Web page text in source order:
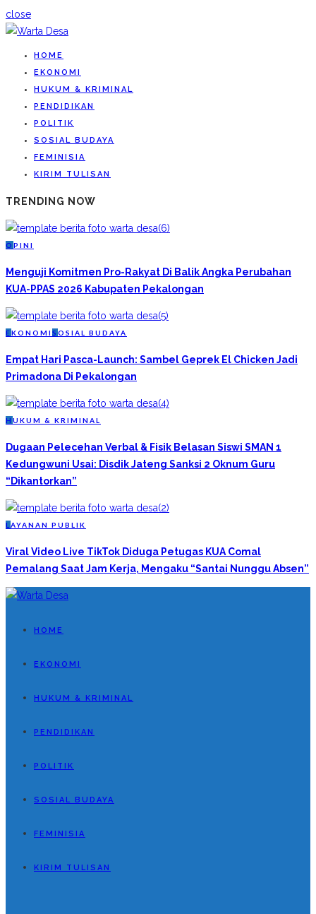
close
HOME
EKONOMI
HUKUM & KRIMINAL
PENDIDIKAN
POLITIK
SOSIAL BUDAYA
FEMINISIA
KIRIM TULISAN
TRENDING NOW
O PINI
Menguji Komitmen Pro-Rakyat Di Balik Angka Perubahan
KUA-PPAS 2026 Kabupaten Pekalongan
EKONOMI S OSIAL BUDAYA
Empat Hari Pasca-Launch: Sambel Geprek El Chicken Jadi
Primadona Di Pekalongan
H UKUM & KRIMINAL
Dugaan Pelecehan Verbal & Fisik Belasan Siswi SMAN 1
Kedungwuni Usai: Disdik Jateng Sanksi 2 Oknum Guru
“Dikantorkan”
L AYANAN PUBLIK
Viral Video Live TikTok Diduga Petugas KUA Comal
Pemalang Saat Jam Kerja, Mengaku “Santai Nunggu Absen”
HOME
EKONOMI
HUKUM & KRIMINAL
PENDIDIKAN
POLITIK
SOSIAL BUDAYA
FEMINISIA
KIRIM TULISAN